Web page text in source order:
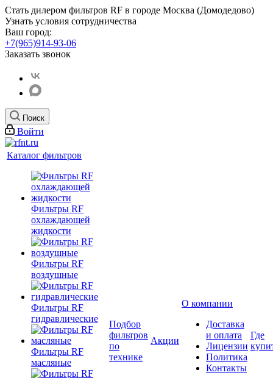
Стать дилером фильтров RF в городе Москва (Домодедово)
Узнать условия сотрудничества
Ваш город:
+7(965)914-93-06
Заказать звонок
Поиск
Войти
Каталог фильтров
Фильтры RF
охлаждающей
жидкости
Фильтры RF
воздушные
Фильтры RF
гидравлические
Фильтры RF
масляные
Подбор
фильтров
по
технике
Акции
О компании
Доставка
и оплата
Лицензии
Политика
Контакты
Где